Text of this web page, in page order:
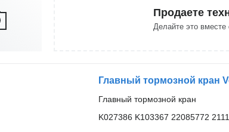
Продаете
Делайте это вместе
Главный тормозной кран
K027386 K103367 22085772